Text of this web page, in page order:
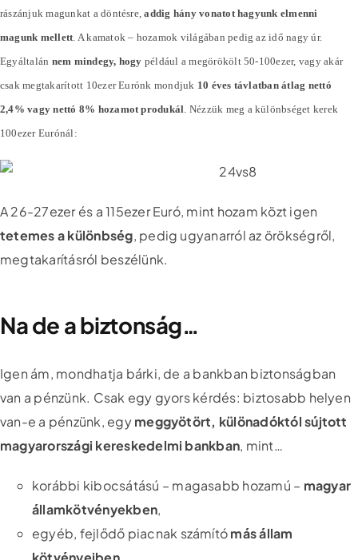
rászánjuk magunkat a döntésre,addig hány vonatot hagyunk elmenni
magunk mellett. A kamatok – hozamok világában pedig az idő nagy úr.
Egyáltalán nem mindegy, hogy például a megörökölt 50-100ezer, vagy akár
csak megtakarított 10ezer Eurónk mondjuk 10 éves távlatban átlag nettó
2,4% vagy nettó 8% hozamot produkál. Nézzük meg a különbséget kerek
100ezer Eurónál:
A 26-27ezer és a 115ezer Euró, mint hozam közt igen
tetemes a különbség, pedig ugyanarról az örökségről,
megtakarításról beszélünk.
Na de a biztonság…
Igen ám, mondhatja bárki, de a bankban biztonságban
van a pénzünk. Csak egy gyors kérdés: biztosabb helyen
van-e a pénzünk, egymeggyötört, különadóktól sújtott
magyarországi kereskedelmi bankban, mint…
korábbi kibocsátású – magasabb hozamú – magyar
államkötvényekben,
egyéb, fejlődő piacnak számítómás állam